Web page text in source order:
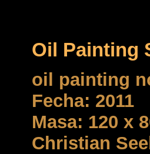
Oil Painting
oil painting
Fecha: 2011
Masa: 120 x
Christian